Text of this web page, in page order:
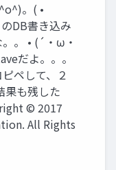
。( •
DB書き込み
。 • (´・ω・
だよ。。。
ペして、２
果も残した
© 2017
All Rights